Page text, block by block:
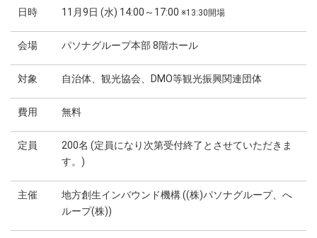
日時 11月9日 (水) 14:00～17:00 ※13:30開場
会場 パソナグループ本部 8階ホール
対象 自治体、観光協会、DMO等観光振興関連団体
費用 無料
定員
200名 (定員になり次第受付終了とさせていただきま
す。)
主催
地方創生インバウンド機構 ((株)パソナグループ、へ
ループ(株))